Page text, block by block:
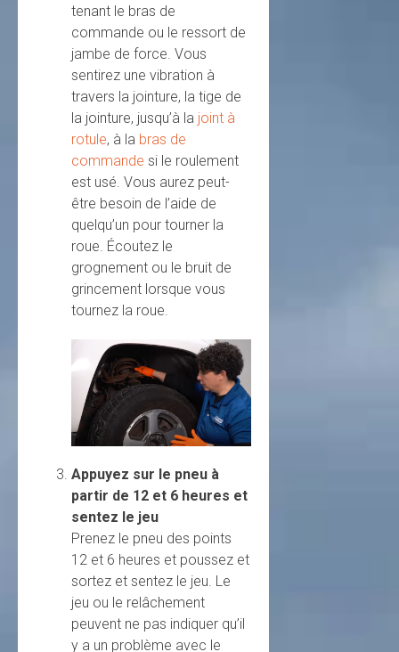
tenant le bras de
commande ou le ressort de
jambe de force. Vous
sentirez une vibration à
travers la jointure, la tige de
la jointure, jusqu’à la joint à
rotule, à la bras de
commande si le roulement
est usé. Vous aurez peut-
être besoin de l’aide de
quelqu’un pour tourner la
roue. Écoutez le
grognement ou le bruit de
grincement lorsque vous
tournez la roue.
Appuyez sur le pneu à
partir de 12 et 6 heures et
sentez le jeu
Prenez le pneu des points
12 et 6 heures et poussez et
sortez et sentez le jeu. Le
jeu ou le relâchement
peuvent ne pas indiquer qu’il
y a un problème avec le